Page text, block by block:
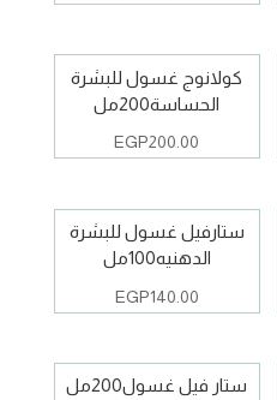
كولانوج غسول للبشرة
الحساسة200مل
EGP200.00
ستارفيل غسول للبشرة
الدهنيه100مل
EGP140.00
ستار فيل غسول200مل